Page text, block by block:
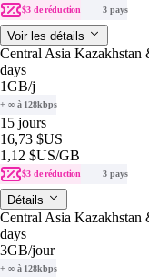
$3 de réduction 3 pays
Voir les détails
Central Asia
days
1GB/j
+ ∞ à 128kbps
15 jours
16,73 $US
1,12 $US/GB
$3 de réduction 3 pays
Détails
Central Asia
days
3GB/jour
+ ∞ à 128kbps